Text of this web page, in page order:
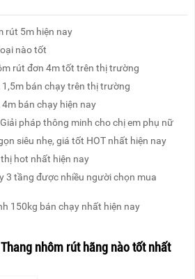
rút 5m hiện nay
nào tốt
rút đơn 4m tốt trên thị trường
bán chạy trên thị trường
bán chạy hiện nay
pháp thông minh cho chị em phụ nữ
siêu nhẹ, giá tốt HOT nhất hiện nay
thị hot nhất hiện nay
3 tầng được nhiều người chọn mua
150kg bán chạy nhất hiện nay
Thang nhôm rút hãng nào tốt nhất